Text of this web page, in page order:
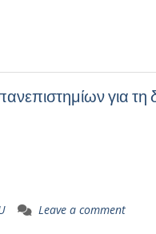
για τη
Leave a comment